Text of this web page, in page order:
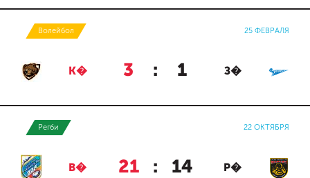
Волейбол 25 ФЕВРАЛЯ
К� 3 : 1 З�
Регби 22 ОКТЯБРЯ
В� 21 : 14 Р�